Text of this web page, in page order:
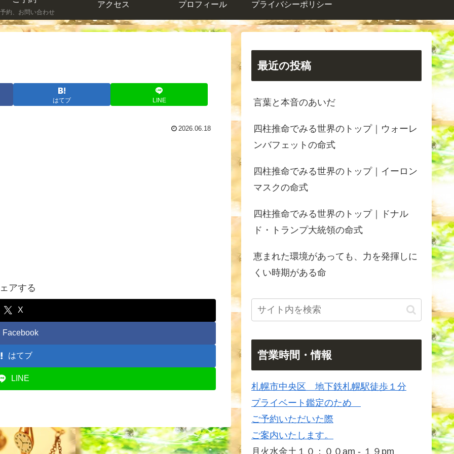
約、お問い合わせ
アクセス プロフィール プライバシーポリシー
はてブ LINE
2026.06.18
アする
X
Facebook
はてブ
LINE
最近の投稿
言葉と本音のあいだ
四柱推命でみる世界のトップ｜ウォーレ
ンバフェットの命式
四柱推命でみる世界のトップ｜イーロン
マスクの命式
四柱推命でみる世界のトップ｜ドナル
ド・トランプ大統領の命式
恵まれた環境があっても、力を発揮しに
くい時期がある命
営業時間・情報
札幌市中央区 地下鉄札幌駅徒歩１分
プライベート鑑定のため
ご予約いただいた際
ご案内いたします。
月火水金土１０：００am - １９pm